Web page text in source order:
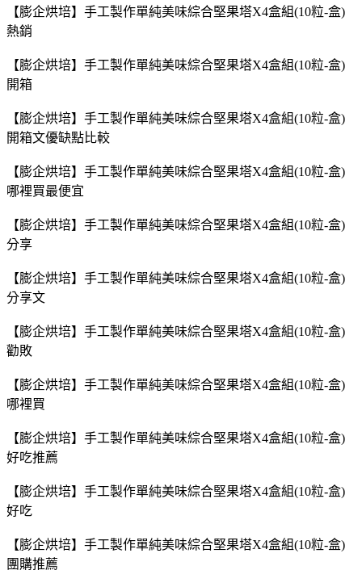
【膨企烘培】手工製作單純美味綜合堅果塔X4盒組(10粒-盒)
熱銷
【膨企烘培】手工製作單純美味綜合堅果塔X4盒組(10粒-盒)
開箱
【膨企烘培】手工製作單純美味綜合堅果塔X4盒組(10粒-盒)
開箱文優缺點比較
【膨企烘培】手工製作單純美味綜合堅果塔X4盒組(10粒-盒)
哪裡買最便宜
【膨企烘培】手工製作單純美味綜合堅果塔X4盒組(10粒-盒)
分享
【膨企烘培】手工製作單純美味綜合堅果塔X4盒組(10粒-盒)
分享文
【膨企烘培】手工製作單純美味綜合堅果塔X4盒組(10粒-盒)
勸敗
【膨企烘培】手工製作單純美味綜合堅果塔X4盒組(10粒-盒)
哪裡買
【膨企烘培】手工製作單純美味綜合堅果塔X4盒組(10粒-盒)
好吃推薦
【膨企烘培】手工製作單純美味綜合堅果塔X4盒組(10粒-盒)
好吃
【膨企烘培】手工製作單純美味綜合堅果塔X4盒組(10粒-盒)
團購推薦